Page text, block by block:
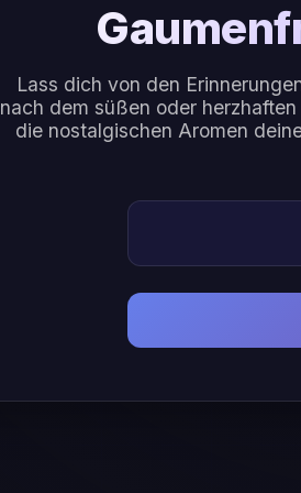
Lass dich von den
nach dem süßen oder
die nostalgischen Aromen